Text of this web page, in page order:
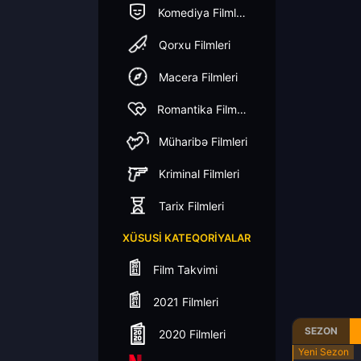
Komediya Filmleri
Qorxu Filmleri
Macera Filmleri
Romantika Filmleri
Müharibə Filmleri
Kriminal Filmleri
Tarix Filmleri
XÜSUSI KATEQORIYALAR
Film Takvimi
2021 Filmleri
2020 Filmleri SEZON